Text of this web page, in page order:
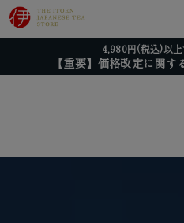
4,980円(税込)以
【重要】価格改定に関